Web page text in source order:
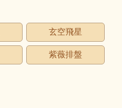
玄空飛星
紫薇排盤